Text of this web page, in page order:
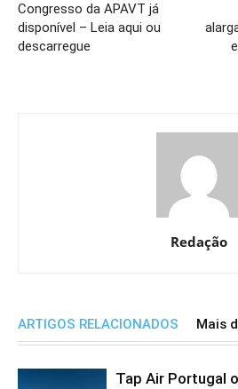
Congresso da APAVT já
disponível – Leia aqui ou
descarregue
Redação
ARTIGOS RELACIONADOS Mais
Tap Air Portugal